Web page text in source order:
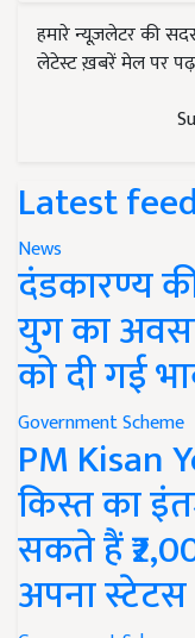
हमारे न्यूज़लेटर की
लेटेस्ट ख़बरें मेल पर
Latest
News
दंडकारण्य
युग का
को दी गई
Government Scheme
PM Kisan
किस्त का
सकते हैं
अपना स्टेटस